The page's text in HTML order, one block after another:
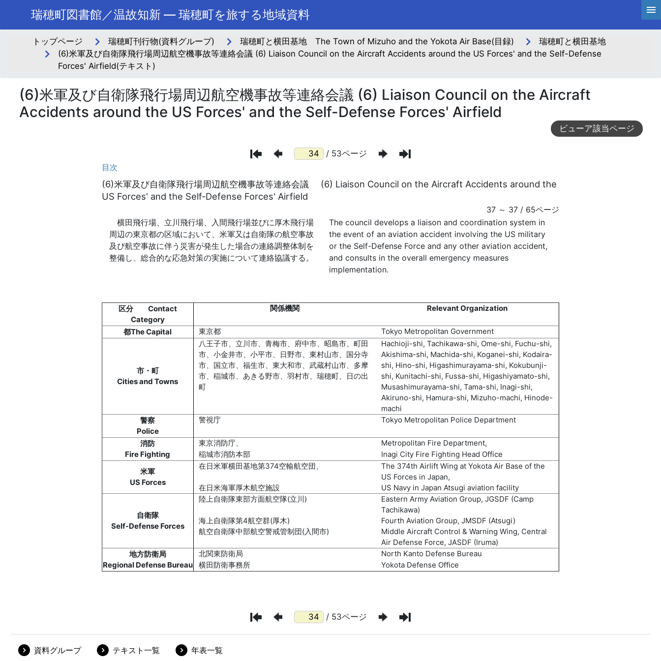
瑞穂町図書館／温故知新 ― 瑞穂町を旅する地域資料
トップページ 瑞穂町刊行物(資料グループ) 瑞穂町と横田基地 The Town of Mizuho and the Yokota Air Base(目録)
瑞穂町と横田基地
(6)米軍及び自衛隊飛行場周辺航空機事故等連絡会議 (6) Liaison Council on the Aircraft Accidents around the US Forces' and the Self-Defense
Forces' Airfield(テキスト)
(6)米軍及び自衛隊飛行場周辺航空機事故等連絡会議 (6) Liaison Council on the Aircraft
Accidents around the US Forces' and the Self-Defense Forces' Airfield
ビューア該当ページ
/ 53ページ
/ 53ページ
資料グループ テキスト一覧 年表一覧